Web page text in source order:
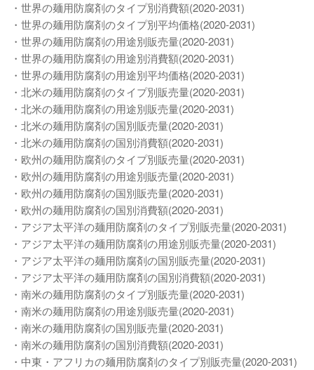
・世界の麺用防腐剤のタイプ別消費額(2020-2031)
・世界の麺用防腐剤のタイプ別平均価格(2020-2031)
・世界の麺用防腐剤の用途別販売量(2020-2031)
・世界の麺用防腐剤の用途別消費額(2020-2031)
・世界の麺用防腐剤の用途別平均価格(2020-2031)
・北米の麺用防腐剤のタイプ別販売量(2020-2031)
・北米の麺用防腐剤の用途別販売量(2020-2031)
・北米の麺用防腐剤の国別販売量(2020-2031)
・北米の麺用防腐剤の国別消費額(2020-2031)
・欧州の麺用防腐剤のタイプ別販売量(2020-2031)
・欧州の麺用防腐剤の用途別販売量(2020-2031)
・欧州の麺用防腐剤の国別販売量(2020-2031)
・欧州の麺用防腐剤の国別消費額(2020-2031)
・アジア太平洋の麺用防腐剤のタイプ別販売量(2020-2031)
・アジア太平洋の麺用防腐剤の用途別販売量(2020-2031)
・アジア太平洋の麺用防腐剤の国別販売量(2020-2031)
・アジア太平洋の麺用防腐剤の国別消費額(2020-2031)
・南米の麺用防腐剤のタイプ別販売量(2020-2031)
・南米の麺用防腐剤の用途別販売量(2020-2031)
・南米の麺用防腐剤の国別販売量(2020-2031)
・南米の麺用防腐剤の国別消費額(2020-2031)
・中東・アフリカの麺用防腐剤のタイプ別販売量(2020-2031)